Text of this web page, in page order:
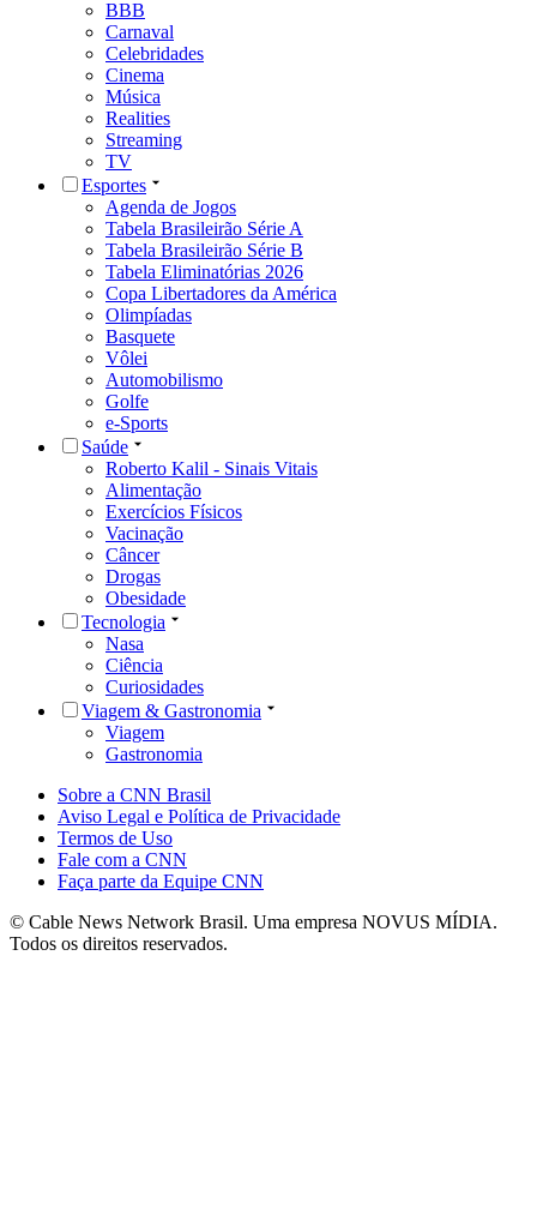
BBB
Carnaval
Celebridades
Cinema
Música
Realities
Streaming
TV
Esportes
Agenda de Jogos
Tabela Brasileirão Série A
Tabela Brasileirão Série B
Tabela Eliminatórias 2026
Copa Libertadores da América
Olimpíadas
Basquete
Vôlei
Automobilismo
Golfe
e-Sports
Saúde
Roberto Kalil - Sinais Vitais
Alimentação
Exercícios Físicos
Vacinação
Câncer
Drogas
Obesidade
Tecnologia
Nasa
Ciência
Curiosidades
Viagem & Gastronomia
Viagem
Gastronomia
Sobre a CNN Brasil
Aviso Legal e Política de Privacidade
Termos de Uso
Fale com a CNN
Faça parte da Equipe CNN
© Cable News Network Brasil. Uma empresa NOVUS MÍDIA.
Todos os direitos reservados.